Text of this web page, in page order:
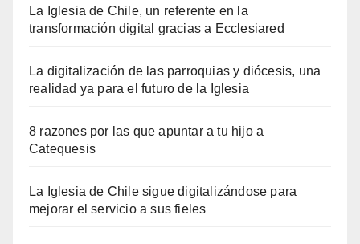
La Iglesia de Chile, un referente en la
transformación digital gracias a Ecclesiared
La digitalización de las parroquias y diócesis, una
realidad ya para el futuro de la Iglesia
8 razones por las que apuntar a tu hijo a
Catequesis
La Iglesia de Chile sigue digitalizándose para
mejorar el servicio a sus fieles